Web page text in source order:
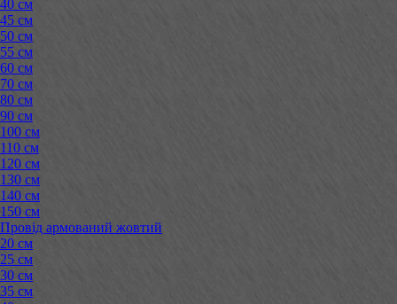
40 см
45 см
50 см
55 см
60 см
70 см
80 см
90 см
100 см
110 см
120 см
130 см
140 см
150 см
Провід армований жовтий
20 см
25 см
30 см
35 см